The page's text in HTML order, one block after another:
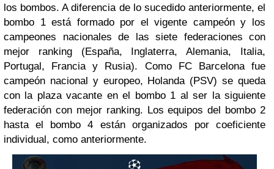
los bombos. A diferencia de lo sucedido anteriormente, el
bombo 1 está formado por el vigente campeón y los
campeones nacionales de las siete federaciones con
mejor ranking (España, Inglaterra, Alemania, Italia,
Portugal, Francia y Rusia). Como FC Barcelona fue
campeón nacional y europeo, Holanda (PSV) se queda
con la plaza vacante en el bombo 1 al ser la siguiente
federación con mejor ranking. Los equipos del bombo 2
hasta el bombo 4 están organizados por coeficiente
individual, como anteriormente.